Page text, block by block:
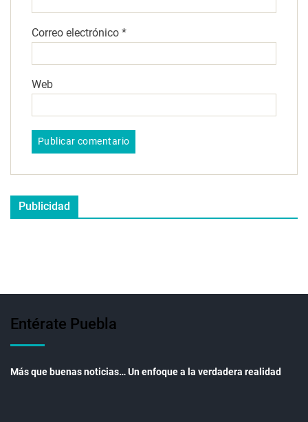
Correo electrónico *
Web
Publicidad
Entérate Puebla
Más que buenas noticias… Un enfoque a la verdadera realidad